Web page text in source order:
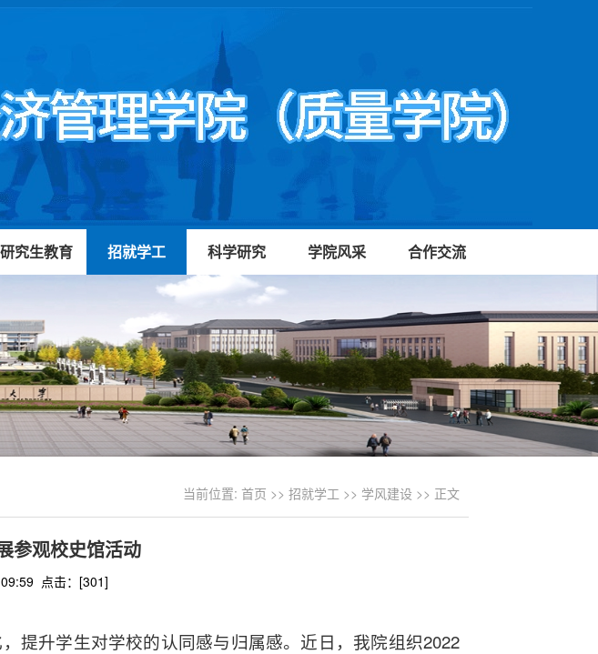
研究生教育 招就学工 科学研究 学院风采 合作交流
当前位置: 首页 >> 招就学工 >> 学风建设 >> 正文
参观校史馆活动
点击：[301]
提升学生对学校的认同感与归属感。近日，我院组织2022